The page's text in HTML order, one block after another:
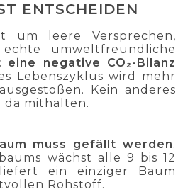
ENTSCHEIDEN
um leere Versprechen,
umweltfreundliche
eine negative CO₂-Bilanz
Lebenszyklus wird mehr
Kein anderes
da mithalten.
muss gefällt werden.
wächst alle 9 bis 12
ein einziger Baum
Rohstoff.